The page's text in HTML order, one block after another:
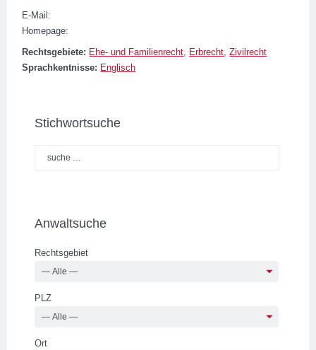
E-Mail:
Homepage:
Rechtsgebiete: Ehe- und Familienrecht Erbrecht ,Zivilrecht
Sprachkentnisse: Englisch
Stichwortsuche
Anwaltsuche
Rechtsgebiet
PLZ
Ort